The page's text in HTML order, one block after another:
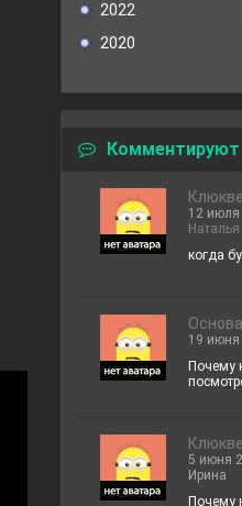
2022
2020
Комментируют
12
Наталья
когда
19
Почему
5 июня
Ирина
Почему